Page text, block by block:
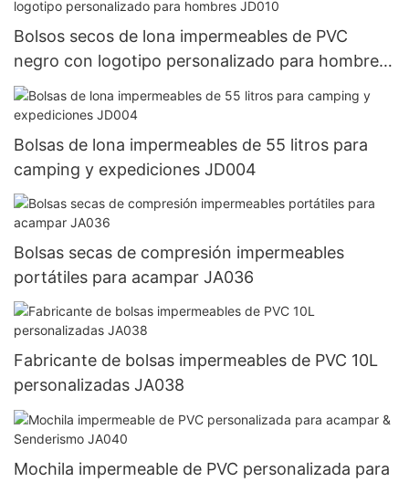
Bolsos secos de lona impermeables de PVC
negro con logotipo personalizado para hombres
JD010
Bolsas de lona impermeables de 55 litros para
camping y expediciones JD004
Bolsas secas de compresión impermeables
portátiles para acampar JA036
Fabricante de bolsas impermeables de PVC 10L
personalizadas JA038
Mochila impermeable de PVC personalizada para